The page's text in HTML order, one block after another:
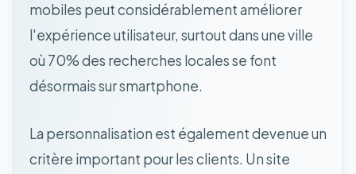
mobiles peut considérablement améliorer
l'expérience utilisateur, surtout dans une ville
où 70% des recherches locales se font
désormais sur smartphone.
La personnalisation est également devenue un
critère important pour les clients. Un site